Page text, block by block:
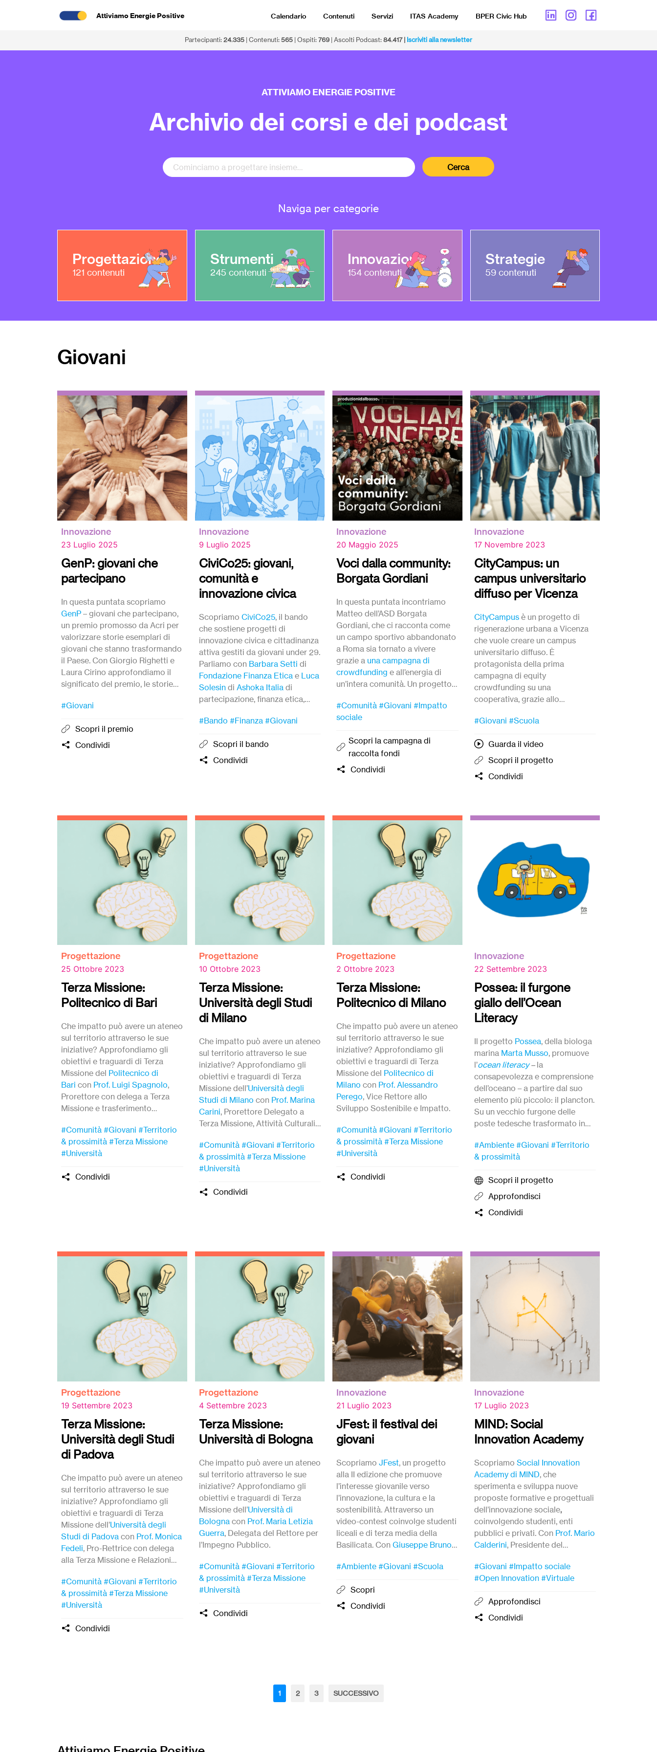
Attiviamo Energie Positive Calendario Contenuti Servizi ITAS Academy BPER Civic Hub
Partecipanti: 24.335 | Contenuti: 565 | Ospiti: 769 | Ascolti Podcast: 84.417 | Iscriviti alla newsletter
ATTIVIAMO ENERGIE POSITIVE
Archivio dei corsi e dei podcast
Naviga per categorie
Progettazione
121 contenuti
Strumenti
245 contenuti
Innovazione
154 contenuti
Strategie
59contenuti
Giovani
Innovazione
23 Luglio 2025
GenP: giovani che
partecipano
In questa puntata scopriamo
GenP – giovani che partecipano,
un premio promosso da Acri per
valorizzare storie esemplari di
giovani che stanno trasformando
il Paese. Con Giorgio Righetti e
Laura Cirino approfondiamo il
significato del premio, le storie
questa iniziativa.
#Giovani
Scopri il premio
Condividi
Innovazione
9 Luglio 2025
CiviCo25: giovani,
comunità e
innovazione civica
Scopriamo CiviCo25, il bando
che sostiene progetti di
innovazione civica e cittadinanza
attiva gestiti da giovani under 29.
Parliamo con Barbara Setti di
Fondazione Finanza Etica e Luca
Solesindi Ashoka Italia di
partecipazione, finanza etica,
sguardo concreto su come
capaci di generare impatto.
#Bando #Finanza #Giovani
Scopri il bando
Condividi
Innovazione
20 Maggio 2025
Voci dalla community:
Borgata Gordiani
In questa puntata incontriamo
Matteo dell’ASD Borgata
Gordiani, che ci racconta come
un campo sportivo abbandonato
a Roma sia tornato a vivere
grazie a una campagna di
crowdfunding e all’energia di
un’intera comunità. Un progetto
popolare che dimostra come lo
sport possa essere strumento di
#Comunità #Giovani #Impatto
sociale
Scopri la campagna di
raccolta fondi
Condividi
Innovazione
17 Novembre 2023
CityCampus: un
campus universitario
diffuso per Vicenza
CityCampusè un progetto di
rigenerazione urbana a Vicenza
che vuole creare un campus
universitario diffuso. È
protagonista della prima
campagna di equity
crowdfunding su una
cooperativa, grazie allo
Ecomill e ilfondo mutualistico di
Carrieri, Carlo Fenati,
BellottieChiara Candelise
#Giovani #Scuola
Guarda il video
Scopri il progetto
Condividi
Progettazione
25 Ottobre 2023
Terza Missione:
Politecnico di Bari
Che impatto può avere un ateneo
sul territorio attraverso le sue
iniziative? Approfondiamo gli
obiettivi e traguardi di Terza
Missione del Politecnico di
Bari con Prof. Luigi Spagnolo,
Prorettore con delega a Terza
Missione e trasferimento
#Comunità #Giovani #Territorio
& prossimità #Terza Missione
#Università
Condividi
Progettazione
10 Ottobre 2023
Terza Missione:
Università degli Studi
di Milano
Che impatto può avere un ateneo
sul territorio attraverso le sue
iniziative? Approfondiamo gli
obiettivi e traguardi di Terza
Missione dell’Università degli
Studi di Milano con Prof. Marina
Carini, Prorettore Delegato a
Terza Missione, Attività Culturali
#Comunità #Giovani #Territorio
& prossimità #Terza Missione
#Università
Condividi
Progettazione
2 Ottobre 2023
Terza Missione:
Politecnico di Milano
Che impatto può avere un ateneo
sul territorio attraverso le sue
iniziative? Approfondiamo gli
obiettivi e traguardi di Terza
Missione del Politecnico di
Milano con Prof. Alessandro
Perego, Vice Rettore allo
Sviluppo Sostenibile e Impatto.
#Comunità #Giovani #Territorio
& prossimità #Terza Missione
#Università
Condividi
Innovazione
22 Settembre 2023
Possea: il furgone
giallo dell’Ocean
Literacy
Il progetto Possea, della biologa
marina Marta Musso, promuove
l’ocean literacy–la
consapevolezza e comprensione
dell’oceano – a partire dal suo
elemento più piccolo: il plancton.
Su un vecchio furgone delle
poste tedesche trasformato in
educa il pubblico attraverso
attività sul campo.
#Ambiente #Giovani #Territorio
& prossimità
Scopri il progetto
Approfondisci
Condividi
Progettazione
19 Settembre 2023
Terza Missione:
Università degli Studi
di Padova
Che impatto può avere un ateneo
sul territorio attraverso le sue
iniziative? Approfondiamo gli
obiettivi e traguardi di Terza
Missione dell’Università degli
Studi di Padova con Prof. Monica
Fedeli, Pro-Rettrice con delega
alla Terza Missione e Relazioni
#Comunità #Giovani #Territorio
& prossimità #Terza Missione
#Università
Condividi
Progettazione
4 Settembre 2023
Terza Missione:
Università di Bologna
Che impatto può avere un ateneo
sul territorio attraverso le sue
iniziative? Approfondiamo gli
obiettivi e traguardi di Terza
Missione dell’Università di
Bologna con Prof. Maria Letizia
Guerra, Delegata del Rettore per
l’Impegno Pubblico.
#Comunità #Giovani #Territorio
& prossimità #Terza Missione
#Università
Condividi
Innovazione
21 Luglio 2023
JFest: il festival dei
giovani
Scopriamo JFest, un progetto
alla II edizione che promuove
l’interesse giovanile verso
l’innovazione, la cultura e la
sostenibilità. Attraverso un
video-contest coinvolge studenti
liceali e di terza media della
Basilicata. Con Giuseppe Bruno–
Essenziale.
#Ambiente #Giovani #Scuola
Scopri
Condividi
Innovazione
17 Luglio 2023
MIND: Social
Innovation Academy
Scopriamo Social Innovation
Academy di MIND, che
sperimenta e sviluppa nuove
proposte formative e progettuali
dell’innovazione sociale,
coinvolgendo studenti, enti
pubblici e privati. Con Prof. Mario
Calderini, Presidente del
Academy eChiara Pennasi
DirettoreFondazione Triulza
#Giovani #Impatto sociale
#Open Innovation #Virtuale
Approfondisci
Condividi
1 2 3 SUCCESSIVO